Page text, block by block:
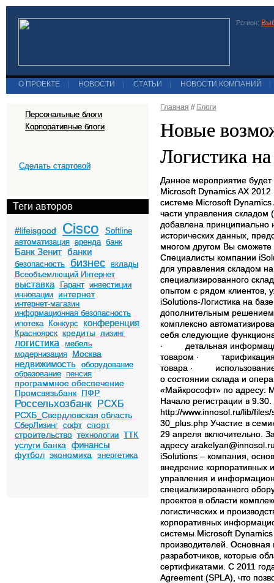
Регион:
О ПРОЕКТЕ НОВОСТИ СТАТЬИ НОВОСТИ КОМПАНИЙ
Персональные блоги
Корпоративные блоги
Сделать стартовой
Теги авторов
#lifeisgood Cisco
Softline
автоматизация аренда банк
Банк Зенит банки
безопасность бизнес
вклады
Всеобъемлющий Интернет
выставка Гарант инвестиции
инновации
интернет
интернет-магазин
информационная безопасность
ипотека
Конкурс конференция
Красноярск кредиты лизинг
логистика
мебель
модернизация
Москва
недвижимость оборудование
образование пенсия
программное обеспечение
Промсвязьбанк ПФР
Россельхозбанк РСХБ
РСХБ_Свердловская область
СберЛизинг софт спорт
строительство технологии ТТК
услуги банка финансы
футбол экономика энергетика
Главная // Блоги
Новые
Логистика
Данное мероприятие
Microsoft Dynamics AX
системе Microsoft
части управления складом
добавлена принципиально
исторических данных,
многом другом Вы
Специалисты компании
для управления складом
специализированного
опытом с рядом клиентов,
iSolutions-Логистика на
дополнительным
комплексно
себя следующие
· детальная
товаром · тарификация
товара · использование
о состоянии склада и
«Майкрософт» по адресу:
Начало регистрации в
http://www.innosol.ru/lib/
30_plus.php Участие в
29 апреля включительно.
адресу
iSolutions – компания,
внедрение
управления и
специализированного
проектов в области
логистических и
корпоративных
системы Microsoft
производителей.
разработчиков, которые
сертификатами. С 2011
Agreement (SPLA), что